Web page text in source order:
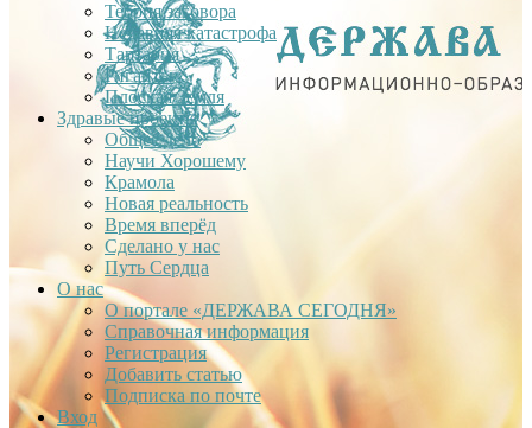
Теория заговора
Недавняя катастрофа
Тартария
Гиганты
Плоская Земля
Здравые проекты
Общее дело
Научи Хорошему
Крамола
Новая реальность
Время вперёд
Сделано у нас
Путь Сердца
О нас
О портале «ДЕРЖАВА СЕГОДНЯ»
Справочная информация
Регистрация
Добавить статью
Подписка по почте
Вход